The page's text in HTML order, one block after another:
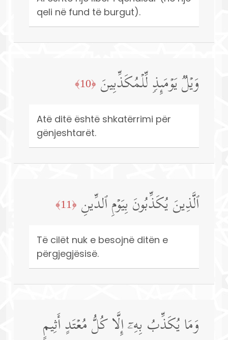
qeli në fund të burgut).
وَیۡلࣱ یَوۡمَىِٕذࣲ لِّلۡمُكَذِّبِینَ ﴿10﴾
Atë ditë është shkatërrimi për
gënjeshtarët.
ٱلَّذِینَ یُكَذِّبُونَ بِیَوۡمِ ٱلدِّینِ ﴿11﴾
Të cilët nuk e besojnë ditën e
përgjegjësisë.
وَمَا یُكَذِّبُ بِهِۦۤ إِلَّا كُلُّ مُعۡتَدٍ أَثِیمٍ